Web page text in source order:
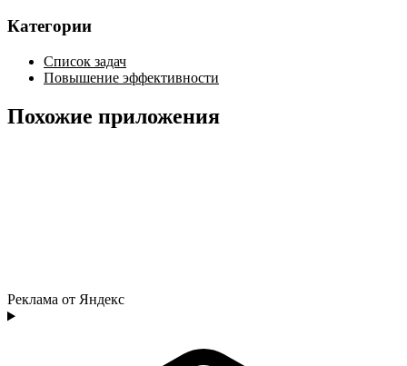
Категории
Список задач
Повышение эффективности
Похожие приложения
Реклама от Яндекс